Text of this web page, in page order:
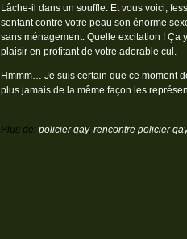
Lâche-il dans un souffle. Et vous voici,
sentant contre votre peau son énorme
sans ménagement. Quelle excitation ! Ça
plaisir en profitant de votre adorable cul.
Hmmm… Je suis certain que ce moment
plus jamais de la même façon les
Plus de: policier gay, rencontre policier gay